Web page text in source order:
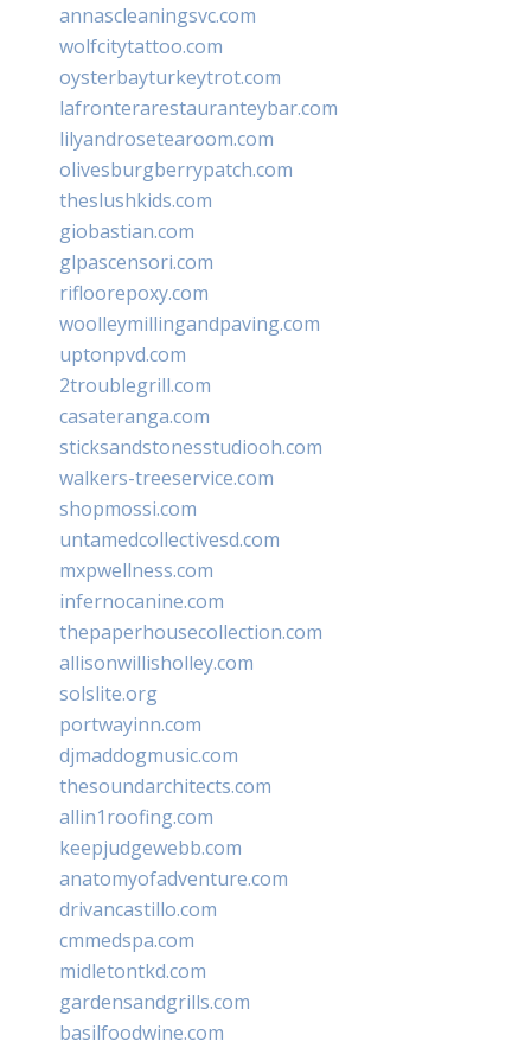
annascleaningsvc.com
wolfcitytattoo.com
oysterbayturkeytrot.com
lafronterarestauranteybar.com
lilyandrosetearoom.com
olivesburgberrypatch.com
theslushkids.com
giobastian.com
glpascensori.com
rifloorepoxy.com
woolleymillingandpaving.com
uptonpvd.com
2troublegrill.com
casateranga.com
sticksandstonesstudiooh.com
walkers-treeservice.com
shopmossi.com
untamedcollectivesd.com
mxpwellness.com
infernocanine.com
thepaperhousecollection.com
allisonwillisholley.com
solslite.org
portwayinn.com
djmaddogmusic.com
thesoundarchitects.com
allin1roofing.com
keepjudgewebb.com
anatomyofadventure.com
drivancastillo.com
cmmedspa.com
midletontkd.com
gardensandgrills.com
basilfoodwine.com